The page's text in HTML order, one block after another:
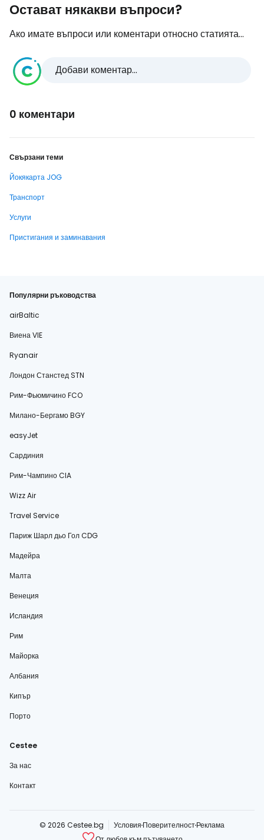
Остават някакви въпроси?
Ако имате въпроси или коментари относно статията...
Добави коментар...
0 коментари
Свързани теми
Йокякарта JOG
Транспорт
Услуги
Пристигания и заминавания
Популярни ръководства
airBaltic
Виена VIE
Ryanair
Лондон Станстед STN
Рим-Фьюмичино FCO
Милано-Бергамо BGY
easyJet
Сардиния
Рим-Чампино CIA
Wizz Air
Travel Service
Париж Шарл дьо Гол CDG
Мадейра
Малта
Венеция
Исландия
Рим
Майорка
Албания
Кипър
Порто
Cestee
За нас
Контакт
© 2026 Cestee.bg Условия ПоверителностРеклама